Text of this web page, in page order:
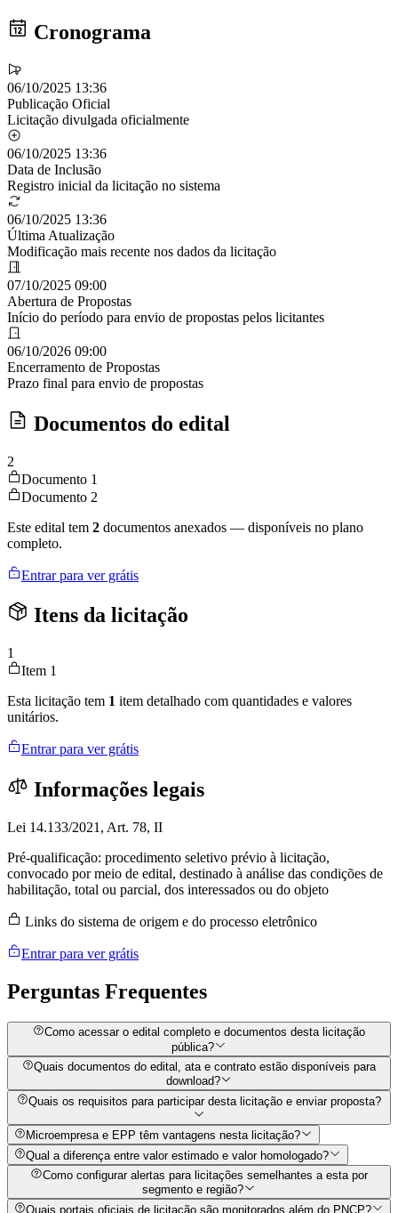
Cronograma
06/10/2025 13:36
Publicação Oficial
Licitação divulgada oficialmente
06/10/2025 13:36
Data de Inclusão
Registro inicial da licitação no sistema
06/10/2025 13:36
Última Atualização
Modificação mais recente nos dados da licitação
07/10/2025 09:00
Abertura de Propostas
Início do período para envio de propostas pelos licitantes
06/10/2026 09:00
Encerramento de Propostas
Prazo final para envio de propostas
Documentos do edital
2
Documento 1
Documento 2
Este edital tem 2 documentos anexados — disponíveis no plano
completo.
Entrar para ver grátis
Itens da licitação
1
Item 1
Esta licitação tem 1 item detalhado com quantidades e valores
unitários.
Entrar para ver grátis
Informações legais
Lei 14.133/2021, Art. 78, II
Pré-qualificação: procedimento seletivo prévio à licitação,
convocado por meio de edital, destinado à análise das condições de
habilitação, total ou parcial, dos interessados ou do objeto
Links do sistema de origem e do processo eletrônico
Entrar para ver grátis
Perguntas Frequentes
Como acessar o edital completo e documentos desta licitação
pública?
Quais documentos do edital, ata e contrato estão disponíveis para
download?
Quais os requisitos para participar desta licitação e enviar proposta?
Microempresa e EPP têm vantagens nesta licitação?
Qual a diferença entre valor estimado e valor homologado?
Como configurar alertas para licitações semelhantes a esta por
segmento e região?
Quais portais oficiais de licitação são monitorados além do PNCP?